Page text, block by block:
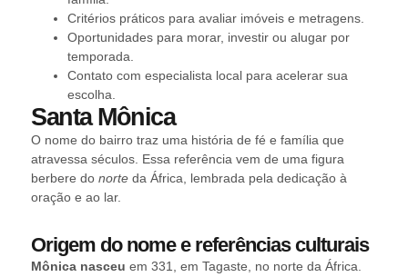
Critérios práticos para avaliar imóveis e metragens.
Oportunidades para morar, investir ou alugar por
temporada.
Contato com especialista local para acelerar sua
escolha.
Santa Mônica
O nome do bairro traz uma história de fé e família que
atravessa séculos. Essa referência vem de uma figura
berbere do norte da África, lembrada pela dedicação à
oração e ao lar.
Origem do nome e referências culturais
Mônica nasceu em 331, em Tagaste, no norte da África.